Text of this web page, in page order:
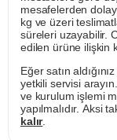
mesafelerden
kg ve üzeri
süreleri uzayabilir.
edilen ürüne ilişkin
Eğer satın
yetkili servisi
ve kurulum işlemi
yapılmalıdır. Aksi
kalır.